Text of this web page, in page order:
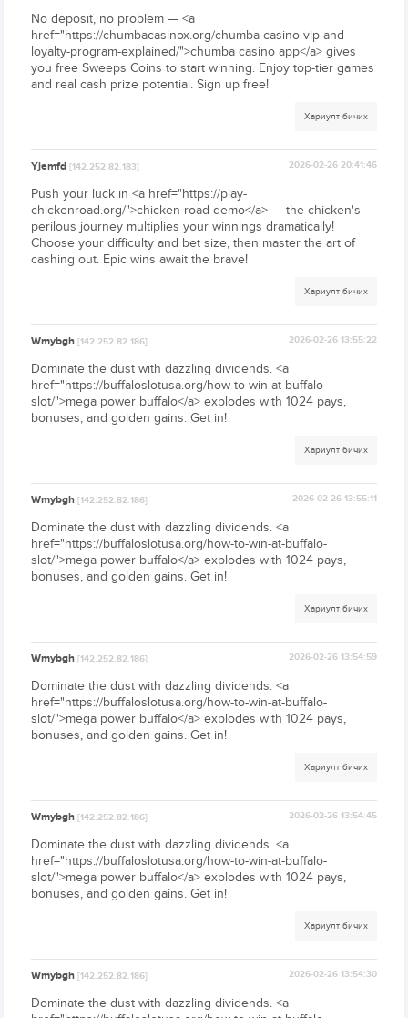
No deposit, no problem — <a
href="https://chumbacasinox.org/chumba-casino-vip-and-
loyalty-program-explained/">chumba casino app</a> gives
you free Sweeps Coins to start winning. Enjoy top-tier games
and real cash prize potential. Sign up free!
Хариулт бичих
Yjemfd[142.252.82.183] 2026-02-26 20:41:46
Push your luck in <a href="https://play-
chickenroad.org/">chicken road demo</a> — the chicken's
perilous journey multiplies your winnings dramatically!
Choose your difficulty and bet size, then master the art of
cashing out. Epic wins await the brave!
Хариулт бичих
Wmybgh[142.252.82.186] 2026-02-26 13:55:22
Dominate the dust with dazzling dividends. <a
href="https://buffaloslotusa.org/how-to-win-at-buffalo-
slot/">mega power buffalo</a> explodes with 1024 pays,
bonuses, and golden gains. Get in!
Хариулт бичих
Wmybgh[142.252.82.186] 2026-02-26 13:55:11
Dominate the dust with dazzling dividends. <a
href="https://buffaloslotusa.org/how-to-win-at-buffalo-
slot/">mega power buffalo</a> explodes with 1024 pays,
bonuses, and golden gains. Get in!
Хариулт бичих
Wmybgh[142.252.82.186] 2026-02-26 13:54:59
Dominate the dust with dazzling dividends. <a
href="https://buffaloslotusa.org/how-to-win-at-buffalo-
slot/">mega power buffalo</a> explodes with 1024 pays,
bonuses, and golden gains. Get in!
Хариулт бичих
Wmybgh[142.252.82.186] 2026-02-26 13:54:45
Dominate the dust with dazzling dividends. <a
href="https://buffaloslotusa.org/how-to-win-at-buffalo-
slot/">mega power buffalo</a> explodes with 1024 pays,
bonuses, and golden gains. Get in!
Хариулт бичих
Wmybgh[142.252.82.186] 2026-02-26 13:54:30
Dominate the dust with dazzling dividends. <a